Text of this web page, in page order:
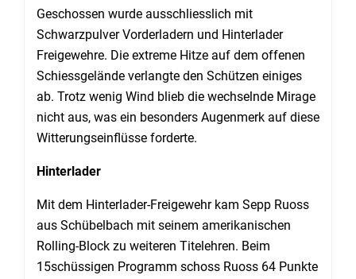
Geschossen wurde ausschliesslich mit
Schwarzpulver Vorderladern und Hinterlader
Freigewehre. Die extreme Hitze auf dem offenen
Schiessgelände verlangte den Schützen einiges
ab. Trotz wenig Wind blieb die wechselnde Mirage
nicht aus, was ein besonders Augenmerk auf diese
Witterungseinflüsse forderte.
Hinterlader
Mit dem Hinterlader-Freigewehr kam Sepp Ruoss
aus Schübelbach mit seinem amerikanischen
Rolling-Block zu weiteren Titelehren. Beim
15schüssigen Programm schoss Ruoss 64 Punkte